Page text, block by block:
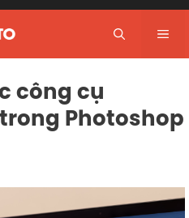
công cụ
Photoshop